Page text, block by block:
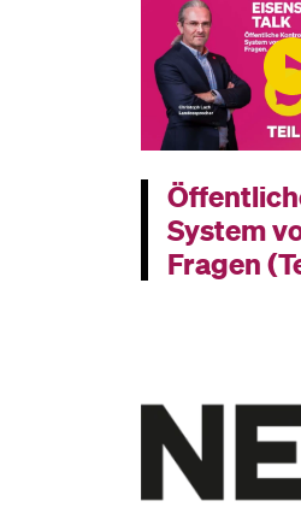
System
Fragen